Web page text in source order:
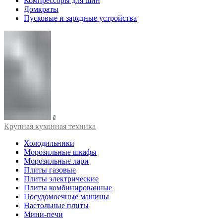
Домкраты
Пусковые и зарядные устройства
Крупная кухонная техника
Холодильники
Морозильные шкафы
Морозильные лари
Плиты газовые
Плиты электрические
Плиты комбинированные
Посудомоечные машины
Настольные плиты
Мини-печи